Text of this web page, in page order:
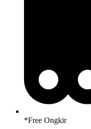
*Free Ongkir